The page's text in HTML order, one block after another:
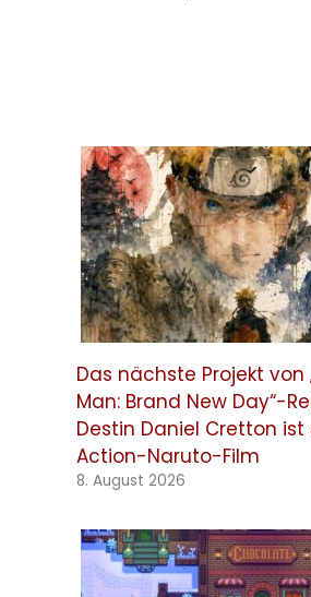
Das nächste Projekt von
Man: Brand New Day“-
Destin Daniel Cretton ist
Action-Naruto-Film
8. August 2026